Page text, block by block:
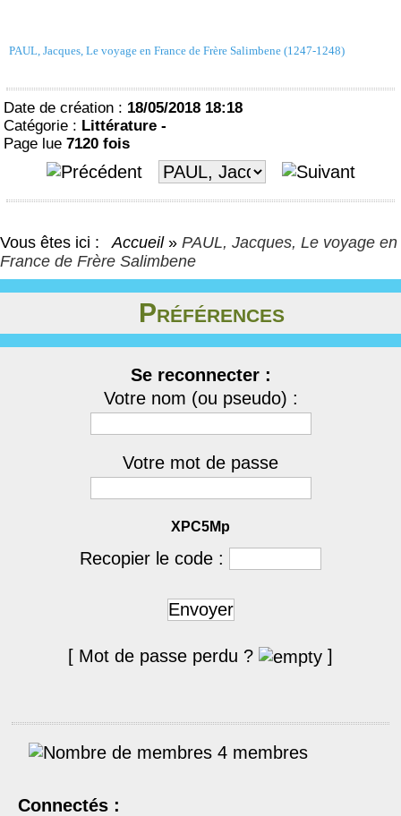
PAUL, Jacques, Le voyage en France de Frère Salimbene (1247-1248)
Date de création : 18/05/2018 18:18
Catégorie : Littérature -
Page lue 7120 fois
Vous êtes ici : Accueil » PAUL, Jacques, Le voyage en
France de Frère Salimbene
Préférences
Se reconnecter :
Votre nom (ou pseudo) :
Votre mot de passe
XPC5Mp
Recopier le code :
Envoyer
[ Mot de passe perdu ? ]
4 membres
Connectés :